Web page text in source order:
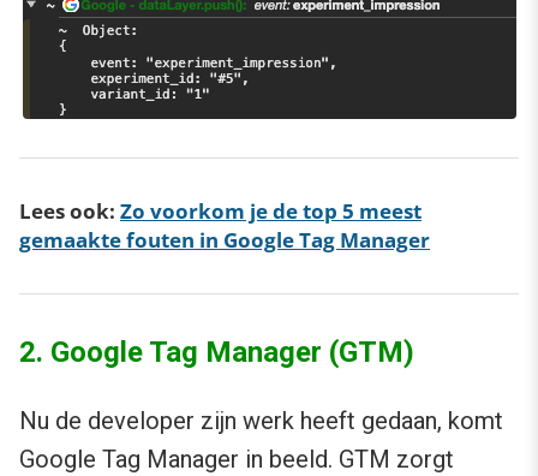
Lees ook: Zo voorkom je de top 5 meest
gemaakte fouten in Google Tag Manager
2. Google Tag Manager (GTM)
Nu de developer zijn werk heeft gedaan, komt
Google Tag Manager in beeld. GTM zorgt